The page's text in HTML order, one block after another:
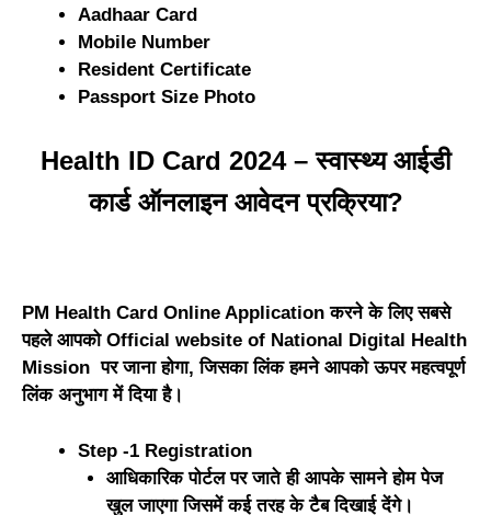
Aadhaar Card
Mobile Number
Resident Certificate
Passport Size Photo
Health ID Card 2024 – स्वास्थ्य आईडी
कार्ड ऑनलाइन आवेदन प्रक्रिया?
PM Health Card Online Application करने के लिए सबसे
पहले आपको Official website of National Digital Health
Mission पर जाना होगा, जिसका लिंक हमने आपको ऊपर महत्वपूर्ण
लिंक अनुभाग में दिया है।
Step -1 Registration
आधिकारिक पोर्टल पर जाते ही आपके सामने होम पेज
खुल जाएगा जिसमें कई तरह के टैब दिखाई देंगे।